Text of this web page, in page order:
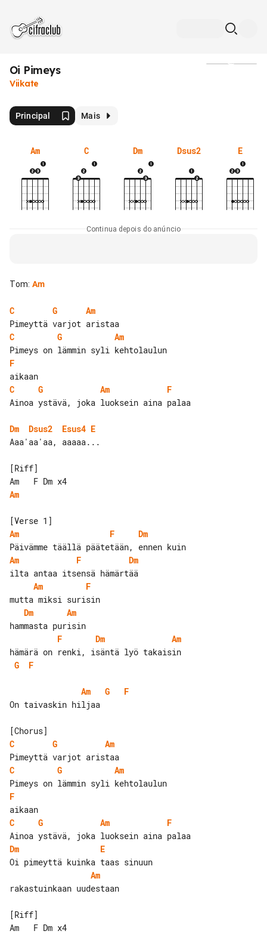
Oi Pimeys
Viikate
Principal Mais
Am C Dm Dsus2 E
Continua depois do anúncio
Tom: Am
C G
Am
C
G
Am
F
C
G Am
F
Ainoa ystävä, joka luoksein aina palaa
Dm Dsus2 Esus4 E
Aaa'aa'aa, aaaaa...
[Riff]
Am
Am
F
Dm
Am
F
Dm
Am
F
Dm
Am
F
Dm
Am
G
F
Am G
F
On taivaskin hiljaa
C
G
Am
C
G
Am
F
C
G Am
F
Dm
E
Am
rakastuinkaan uudestaan
[Riff]
Am   F Dm x4